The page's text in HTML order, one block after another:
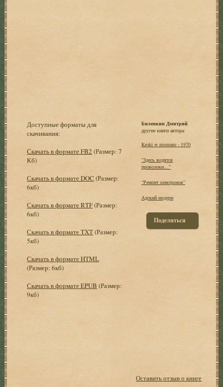
Доступные форматы для
скачивания:
Скачать в формате FB2 (Размер: 7
Кб)
Скачать в формате DOC (Размер:
6кб)
Скачать в формате RTF(Размер:
6кб)
Скачать в формате TXT(Размер:
5кб)
Скачать в формате HTML
(Размер: 6кб)
Скачать в формате EPUB (Размер:
9кб)
Биленкин Дмитрий
другие книги автора:
Kroki w nieznane - 1970
“Здесь водятся
проволоки…”
“Ремонт электронов”
Адский модерн
Поделиться
Оставить отзыв о книге